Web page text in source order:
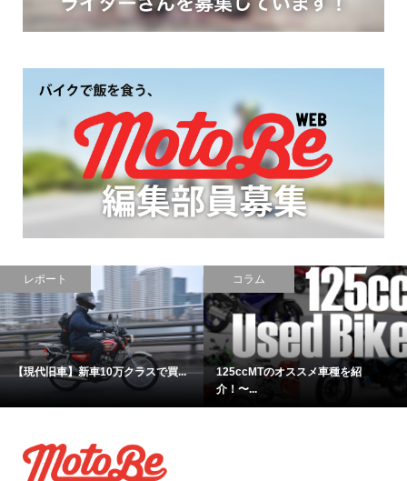
レポート
【現代旧車】新車10万クラスで買...
コラム
125ccMTのオススメ車種を紹
介！〜...